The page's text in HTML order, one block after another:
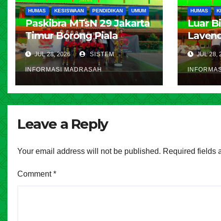
HUMAS KESISWAAN PENDIDIKAN UMUM
Paskibra MTsN 29 Jakarta
Timur Borong Piala
Bergilir di Pradisma
Competition 2026 MAN 4
Jakarta
JUL 28, 2026 SISTEM
INFORMASI MADRASAH
HUMAS
Luar
JUL 28,
Leave a Reply
Your email address will not be published. Required fields
Comment*